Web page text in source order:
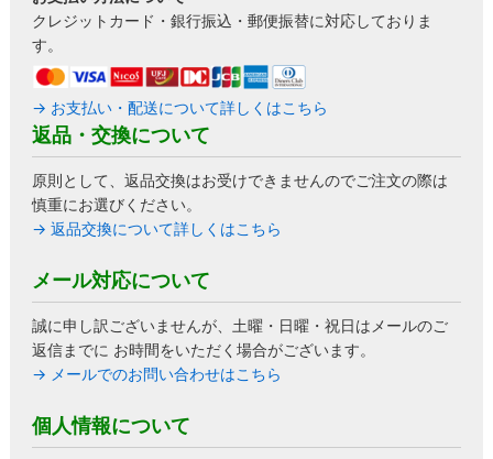
クレジットカード・銀行振込・郵便振替に対応しておりま
す。
→ お支払い・配送について詳しくはこちら
返品・交換について
原則として、返品交換はお受けできませんのでご注文の際は
慎重にお選びください。
→ 返品交換について詳しくはこちら
メール対応について
誠に申し訳ございませんが、土曜・日曜・祝日はメールのご
返信までに お時間をいただく場合がございます。
→ メールでのお問い合わせはこちら
個人情報について